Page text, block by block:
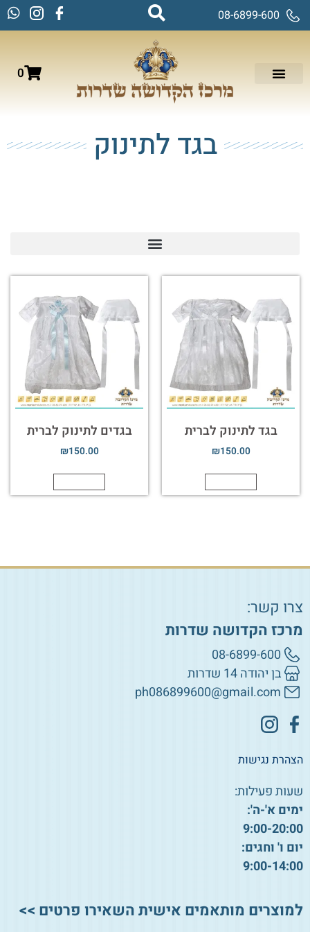
08-6899-600
0
בגד לתינוק
בגד לתינוק לברית
₪150.00
בגדים לתינוק לברית
₪150.00
צרו קשר:
מרכז הקדושה שדרות
08-6899-600
בן יהודה 14 שדרות
ph086899600@gmail.com
הצהרת נגישות
שעות פעילות:
ימים א'-ה':
9:00-20:00
יום ו' וחגים:
9:00-14:00
למוצרים מותאמים אישית השאירו פרטים >>